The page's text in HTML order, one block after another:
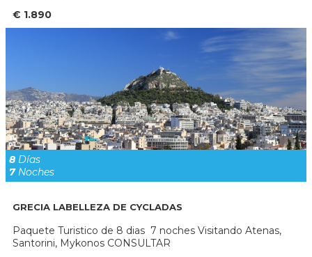
€ 1.890
8 Días
7Noches
GRECIA LABELLEZA DE CYCLADAS
Paquete Turistico de 8 dias 7 noches Visitando Atenas,
Santorini, Mykonos CONSULTAR